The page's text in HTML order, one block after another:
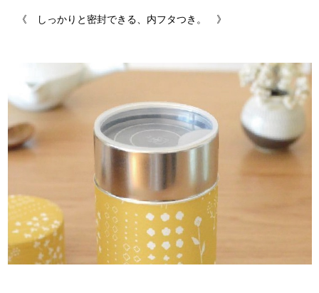
《 しっかりと密封できる、内フタつき。 》